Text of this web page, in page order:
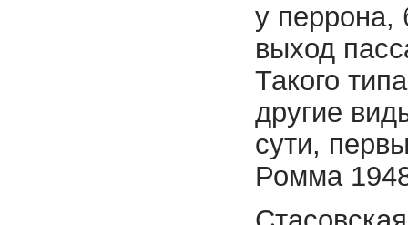
у перрона,
выход
Такого
другие
сути,
Ромма